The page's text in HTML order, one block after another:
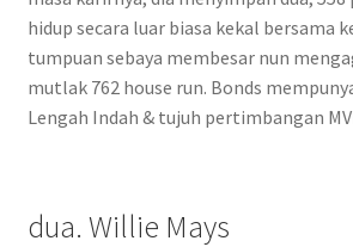
hidup secara luar biasa kekal bersama
tumpuan sebaya membesar nun
mutlak 762 house run. Bonds
Lengah Indah & tujuh pertimbangan
dua. Willie Mays